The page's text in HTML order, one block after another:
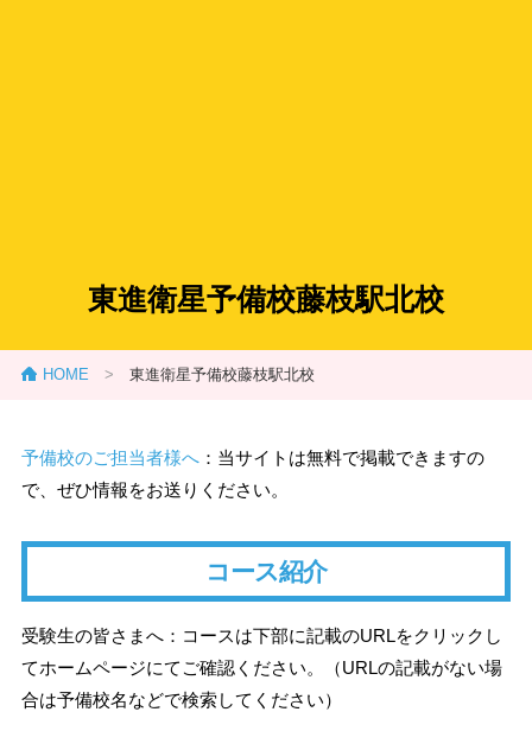
東進衛星予備校藤枝駅北校
HOME > 東進衛星予備校藤枝駅北校
予備校のご担当者様へ：当サイトは無料で掲載できますの
で、ぜひ情報をお送りください。
コース紹介
受験生の皆さまへ：コースは下部に記載のURLをクリックし
てホームページにてご確認ください。（URLの記載がない場
合は予備校名などで検索してください）